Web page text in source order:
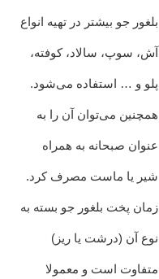
بلغور جو بیشتر در تهیه انواع
آش، سوپ، سالاد، کوفته،
پلو و … استفاده می‌شود.
همچنین می‌توان آن را به
عنوان صبحانه به همراه
شیر یا ماست مصرف کرد.
زمان پخت بلغور جو بسته به
نوع آن (درشت یا ریز)
متفاوت است و معمولا